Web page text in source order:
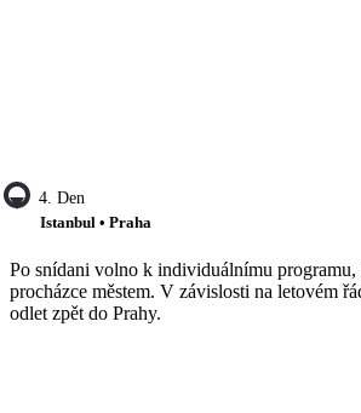
4. Den
Istanbul • Praha
Po snídani volno k individuálnímu programu,
procházce městem. V závislosti na letovém
odlet zpět do Prahy.